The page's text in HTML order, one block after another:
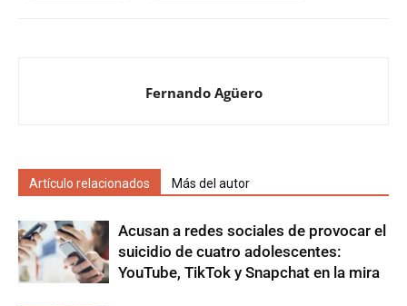
Fernando Agüero
Artículo relacionados Más del autor
Acusan a redes sociales de provocar el
suicidio de cuatro adolescentes:
YouTube, TikTok y Snapchat en la mira